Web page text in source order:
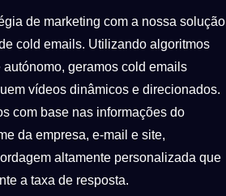
de marketing com a nossa solução
cold emails. Utilizando algoritmos
geramos cold emails
vídeos dinâmicos e direcionados.
com base nas informações do
da empresa, e-mail e site,
altamente personalizada que
a taxa de resposta.